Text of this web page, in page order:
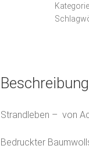
Beschreibung
Strandleben – von
Bedruckter